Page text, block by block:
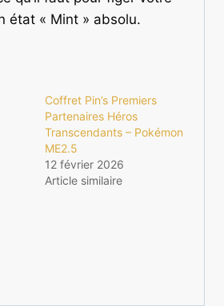
état « Mint » absolu.
Coffret Pin’s Premiers
Partenaires Héros
Transcendants – Pokémon
ME2.5
12 février 2026
Article similaire